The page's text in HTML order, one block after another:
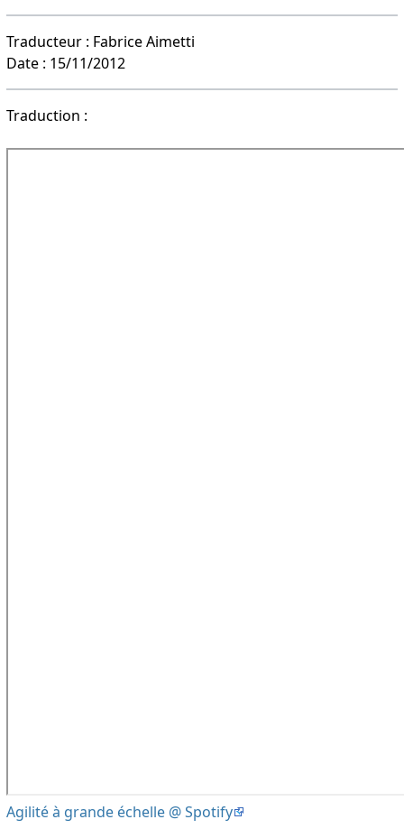
Traducteur : Fabrice Aimetti
Date : 15/11/2012
Traduction :
Agilité à grande échelle @ Spotify